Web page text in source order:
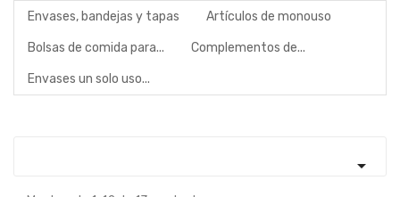
Envases, bandejas y tapas Artículos de monouso
Bolsas de comida para... Complementos de...
Envases un solo uso...
